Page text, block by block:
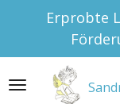
Hauptinhalt
springen
Erprobte